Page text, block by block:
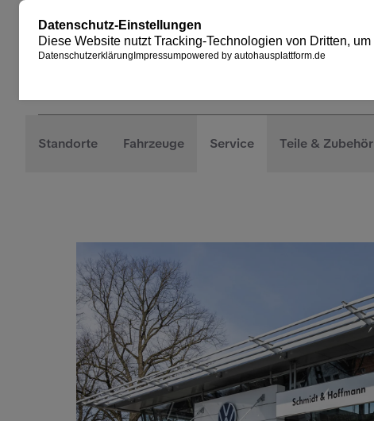
Standorte Fahrzeuge Service Teile & Zubehör